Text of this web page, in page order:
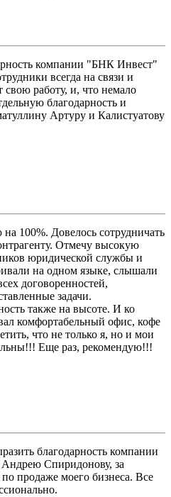
компании "БНК Инвест"
всегда на связи и
работу, и, что немало
благодарность и
Артуру и Калистуатову
100%. Довелось сотрудничать
Отмечу высокую
юридической службы и
на одном языке, слышали
договоренностей,
задачи.
также на высоте. И ко
комфортабельный офис, кофе
что не только я, но и мои
Еще раз, рекомендую!!!
благодарность компании
Спиридонову, за
продаже моего бизнеса. Все